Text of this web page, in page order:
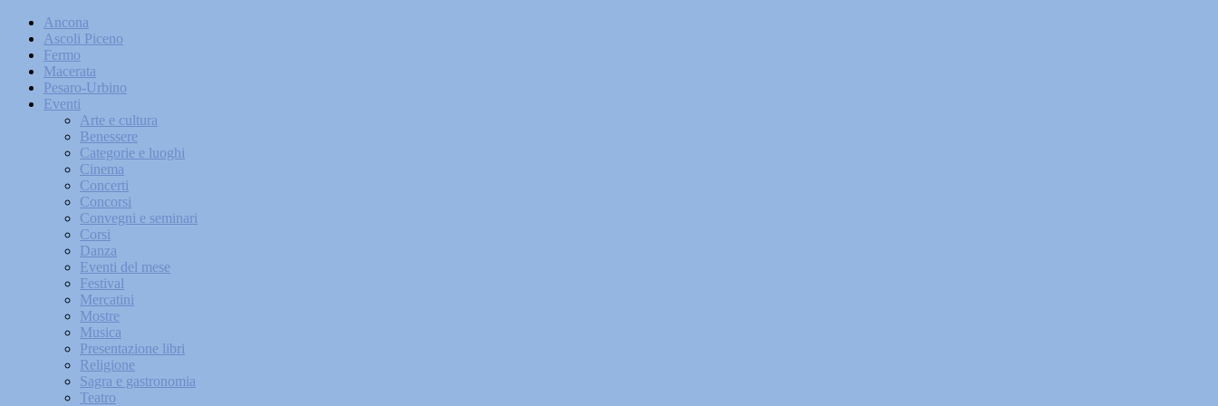
Ancona
Ascoli Piceno
Fermo
Macerata
Pesaro-Urbino
Eventi
Arte e cultura
Benessere
Categorie e luoghi
Cinema
Concerti
Concorsi
Convegni e seminari
Corsi
Danza
Eventi del mese
Festival
Mercatini
Mostre
Musica
Presentazione libri
Religione
Sagra e gastronomia
Teatro